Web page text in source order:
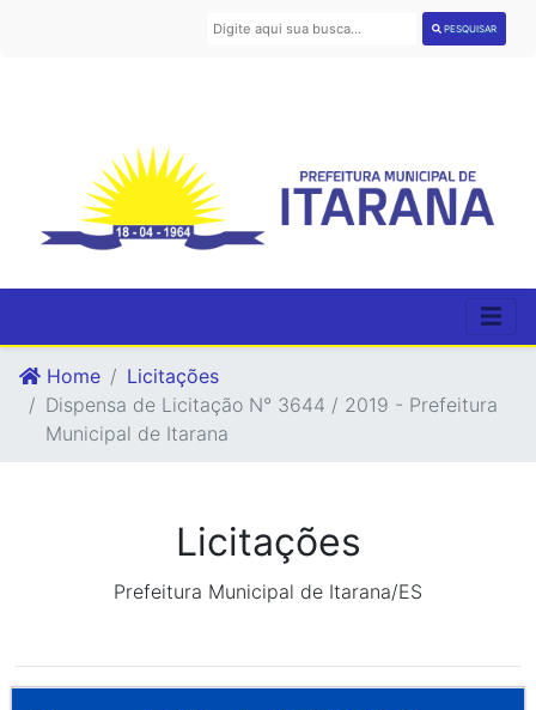
PESQUISAR
Home
Licitações
Dispensa de Licitação N° 3644 / 2019 - Prefeitura
Municipal de Itarana
Licitações
Prefeitura Municipal de Itarana/ES